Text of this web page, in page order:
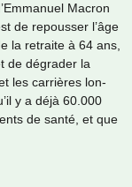
Macron
de repous­ser l’âge
la retraite à 64 ans,
de dégra­der la
les car­riè­res lon­
y a déjà 60.000
de santé, et que